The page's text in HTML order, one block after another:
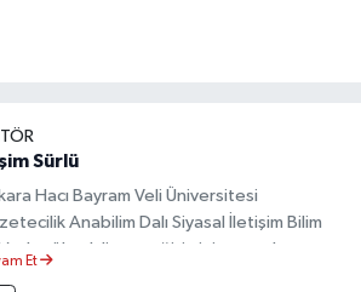
Sürlü
Hacı Bayram Veli Üniversitesi
Anabilim Dalı Siyasal İletişim Bilim
yüksek lisans eğitimini tamamlamıştır.
Et